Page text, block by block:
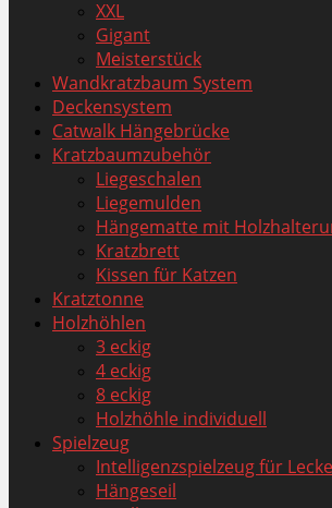
XXL
Gigant
Meisterstück
Wandkratzbaum System
Deckensystem
Catwalk Hängebrücke
Kratzbaumzubehör
Liegeschalen
Liegemulden
Hängematte mit
Kratzbrett
Kissen für Katzen
Kratztonne
Holzhöhlen
3 eckig
4 eckig
8 eckig
Holzhöhle individuell
Spielzeug
Intelligenzspielzeug für
Hängeseil